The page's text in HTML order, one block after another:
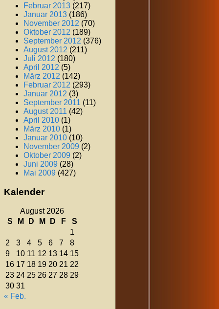
Februar 2013 (217)
Januar 2013 (186)
November 2012 (70)
Oktober 2012 (189)
September 2012 (376)
August 2012 (211)
Juli 2012 (180)
April 2012 (5)
März 2012 (142)
Februar 2012 (293)
Januar 2012 (3)
September 2011 (11)
August 2011 (42)
April 2010 (1)
März 2010 (1)
Januar 2010 (10)
November 2009 (2)
Oktober 2009 (2)
Juni 2009 (28)
Mai 2009 (427)
Kalender
August 2026
S
M D M D F
S
1
2
3 4 5 6 7
8
9
10 11 12 13 14 15
16 17 18 19 20 21 22
23 24 25 26 27 28 29
30 31
« Feb.